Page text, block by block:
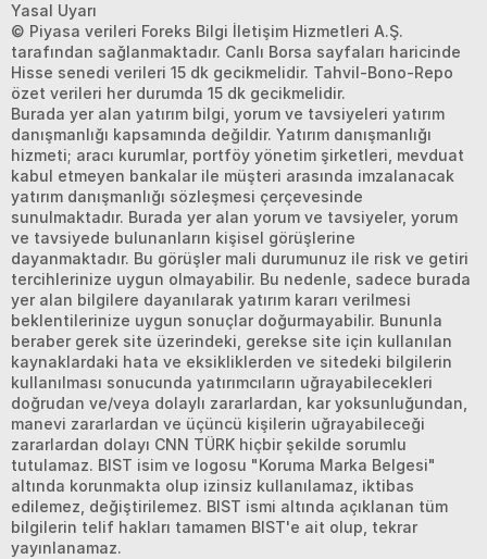
Yasal Uyarı
© Piyasa verileri Foreks Bilgi İletişim Hizmetleri A.Ş.
tarafından sağlanmaktadır. Canlı Borsa sayfaları haricinde
Hisse senedi verileri 15 dk gecikmelidir. Tahvil-Bono-Repo
özet verileri her durumda 15 dk gecikmelidir.
Burada yer alan yatırım bilgi, yorum ve tavsiyeleri yatırım
danışmanlığı kapsamında değildir. Yatırım danışmanlığı
hizmeti; aracı kurumlar, portföy yönetim şirketleri, mevduat
kabul etmeyen bankalar ile müşteri arasında imzalanacak
yatırım danışmanlığı sözleşmesi çerçevesinde
sunulmaktadır. Burada yer alan yorum ve tavsiyeler, yorum
ve tavsiyede bulunanların kişisel görüşlerine
dayanmaktadır. Bu görüşler mali durumunuz ile risk ve getiri
tercihlerinize uygun olmayabilir. Bu nedenle, sadece burada
yer alan bilgilere dayanılarak yatırım kararı verilmesi
beklentilerinize uygun sonuçlar doğurmayabilir. Bununla
beraber gerek site üzerindeki, gerekse site için kullanılan
kaynaklardaki hata ve eksikliklerden ve sitedeki bilgilerin
kullanılması sonucunda yatırımcıların uğrayabilecekleri
doğrudan ve/veya dolaylı zararlardan, kar yoksunluğundan,
manevi zararlardan ve üçüncü kişilerin uğrayabileceği
zararlardan dolayı CNN TÜRK hiçbir şekilde sorumlu
tutulamaz. BIST isim ve logosu "Koruma Marka Belgesi"
altında korunmakta olup izinsiz kullanılamaz, iktibas
edilemez, değiştirilemez. BIST ismi altında açıklanan tüm
bilgilerin telif hakları tamamen BIST'e ait olup, tekrar
yayınlanamaz.